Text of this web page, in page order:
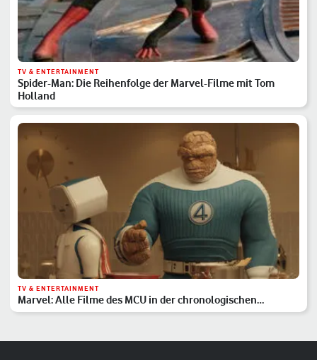
TV & ENTERTAINMENT
Spider-Man: Die Reihenfolge der Marvel-Filme mit Tom
Holland
TV & ENTERTAINMENT
Marvel: Alle Filme des MCU in der chronologischen
Reihenfolge